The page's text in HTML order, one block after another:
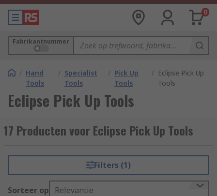
0
Fabrikantnummer
/ Hand
Tools
/ Specialist
Tools
/ Pick Up
Tools
/ Eclipse Pick Up
Tools
Eclipse Pick Up Tools
17 Producten voor Eclipse Pick Up Tools
Filters (1)
Sorteer op Relevantie